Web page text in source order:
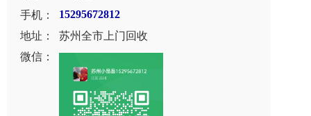
手机：
15295672812
地址：
苏州全市上门回收
微信：